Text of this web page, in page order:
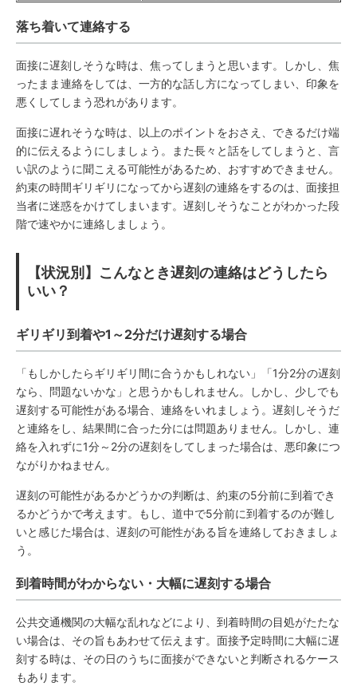
落ち着いて連絡する
面接に遅刻しそうな時は、焦ってしまうと思います。しかし、焦
ったまま連絡をしては、一方的な話し方になってしまい、印象を
悪くしてしまう恐れがあります。
面接に遅れそうな時は、以上のポイントをおさえ、できるだけ端
的に伝えるようにしましょう。また長々と話をしてしまうと、言
い訳のように聞こえる可能性があるため、おすすめできません。
約束の時間ギリギリになってから遅刻の連絡をするのは、面接担
当者に迷惑をかけてしまいます。遅刻しそうなことがわかった段
階で速やかに連絡しましょう。
【状況別】こんなとき遅刻の連絡はどうしたら
いい？
ギリギリ到着や1～2分だけ遅刻する場合
「もしかしたらギリギリ間に合うかもしれない」「1分2分の遅刻
なら、問題ないかな」と思うかもしれません。しかし、少しでも
遅刻する可能性がある場合、連絡をいれましょう。遅刻しそうだ
と連絡をし、結果間に合った分には問題ありません。しかし、連
絡を入れずに1分～2分の遅刻をしてしまった場合は、悪印象につ
ながりかねません。
遅刻の可能性があるかどうかの判断は、約束の5分前に到着でき
るかどうかで考えます。もし、道中で5分前に到着するのが難し
いと感じた場合は、遅刻の可能性がある旨を連絡しておきましょ
う。
到着時間がわからない・大幅に遅刻する場合
公共交通機関の大幅な乱れなどにより、到着時間の目処がたたな
い場合は、その旨もあわせて伝えます。面接予定時間に大幅に遅
刻する時は、その日のうちに面接ができないと判断されるケース
もあります。